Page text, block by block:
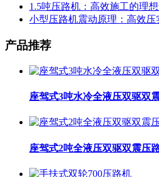
1.5吨压路机：高效施工的理
小型压路机震动原理：高效压
产品推荐
座驾式3吨水冷全液压双驱双
座驾式2吨全液压双驱双震压